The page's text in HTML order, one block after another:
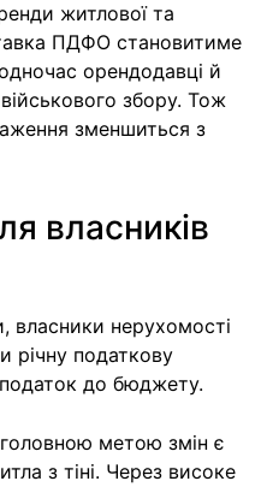
житлової та
ПДФО становитиме
орендодавці й
збору. Тож
зменшиться з
власників
власники нерухомості
річну податкову
до бюджету.
метою змін є
з тіні. Через високе